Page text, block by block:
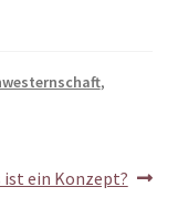
,
ist ein Konzept?